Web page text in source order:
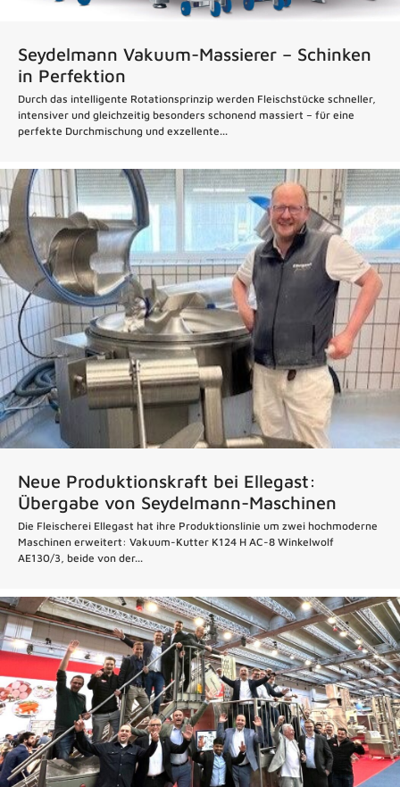
Seydelmann Vakuum-Massierer – Schinken
in Perfektion
Durch das intelligente Rotationsprinzip werden Fleischstücke schneller,
intensiver und gleichzeitig besonders schonend massiert – für eine
perfekte Durchmischung und exzellente...
Neue Produktionskraft bei Ellegast:
Übergabe von Seydelmann-Maschinen
Die Fleischerei Ellegast hat ihre Produktionslinie um zwei hochmoderne
Maschinen erweitert: Vakuum-Kutter K124 H AC-8 Winkelwolf
AE130/3, beide von der...